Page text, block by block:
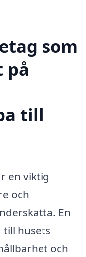
som
på
till
en viktig
och
En
husets
och